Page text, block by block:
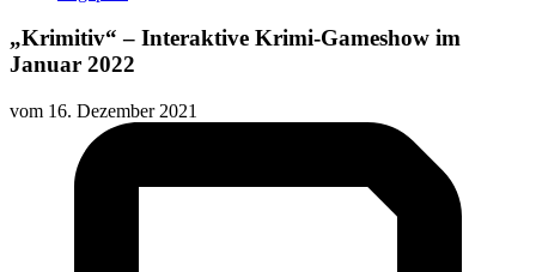
„Krimitiv“ – Interaktive Krimi-Gameshow im
Januar 2022
vom 16. Dezember 2021